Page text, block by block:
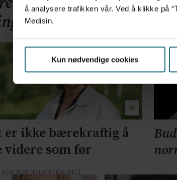
å analysere trafikken vår. Ved å klikke på
Medisin.
Kun nødvendige cookies
er ikke bærekraftig å
videre som før
FOR HELSEPERSONELL